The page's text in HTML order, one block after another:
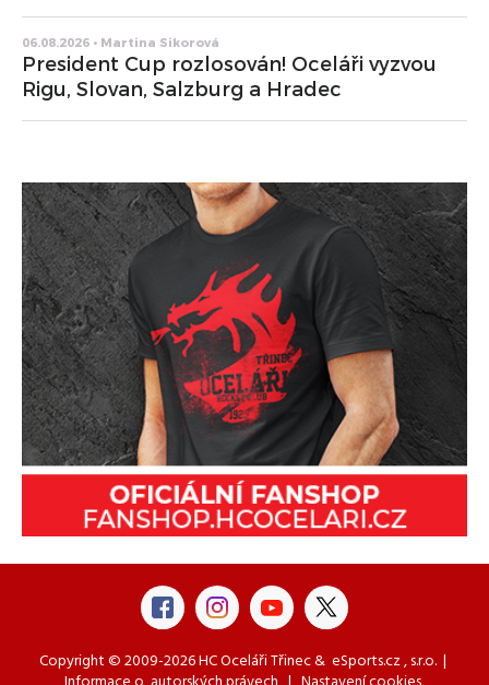
06.08.2026 • Martina Sikorová
President Cup rozlosován! Oceláři vyzvou
Rigu, Slovan, Salzburg a Hradec
Copyright © 2009-2026 HC Oceláři Třinec & eSports.cz, s.r.o. |